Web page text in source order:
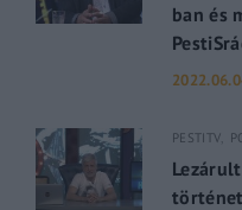
ban és
PESTITV